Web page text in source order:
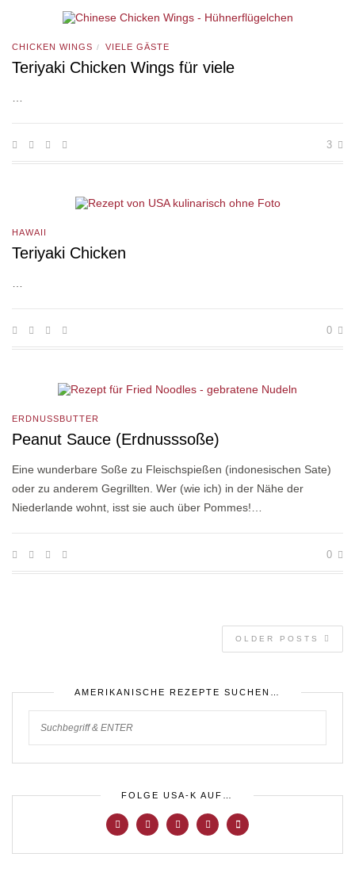
CHICKEN WINGS / VIELE GÄSTE
Teriyaki Chicken Wings für viele
3
HAWAII
Teriyaki Chicken
…
0
ERDNUSSBUTTER
Peanut Sauce (Erdnusssoße)
Eine wunderbare Soße zu Fleischspießen (indonesischen Sate)
oder zu anderem Gegrillten. Wer (wie ich) in der Nähe der
Niederlande wohnt, isst sie auch über Pommes!…
0
OLDER POSTS
AMERIKANISCHE REZEPTE SUCHEN…
FOLGE USA-K AUF…